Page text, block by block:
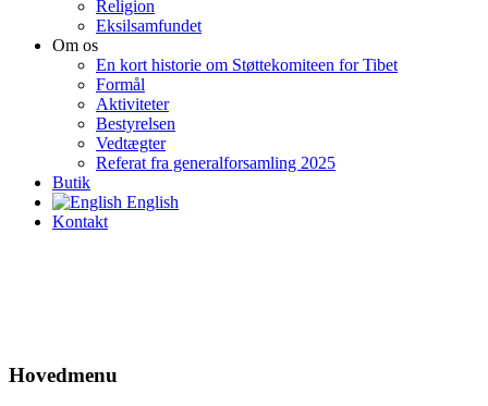
Religion
Eksilsamfundet
Om os
En kort historie om Støttekomiteen for Tibet
Formål
Aktiviteter
Bestyrelsen
Vedtægter
Referat fra generalforsamling 2025
Butik
English
Kontakt
Hovedmenu